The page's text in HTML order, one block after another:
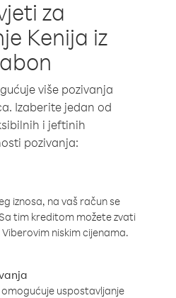
za
Kenija iz
više pozivanja
Izaberite jedan od
i jeftinih
pozivanja:
iznosa, na vaš račun se
tim kreditom možete zvati
niskim cijenama.
uspostavljanje